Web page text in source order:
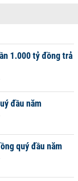
1.000 tỷ đồng trả
đầu năm
quý đầu năm